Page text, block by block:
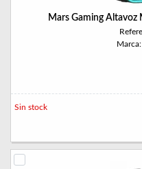
Mars Gaming Altavoz
Sin stock